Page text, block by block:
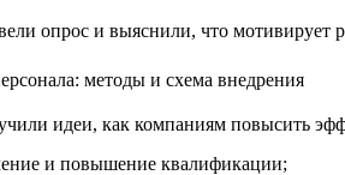
опрос и выяснили, что мотивирует
идеи, как компаниям повысить
и повышение квалификации;